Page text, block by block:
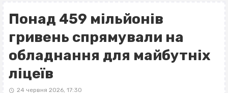
Понад 459 мільйонів
гривень спрямували на
обладнання для майбутніх
ліцеїв
24 червня 2026, 17:30